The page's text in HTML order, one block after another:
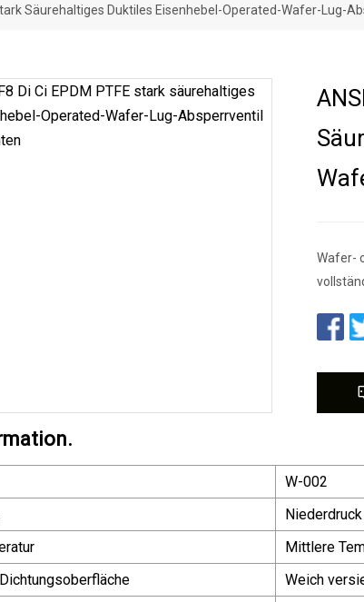
Säurehaltiges Duktiles Eisenhebel-Operated-Wafer-Lug-
Wafer-
W-002
Mittlere
Weich